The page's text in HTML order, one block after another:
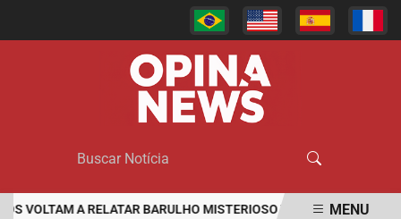
VOLTAM A RELATAR BARULHO MISTERIOSO VINDO DO MARMENU